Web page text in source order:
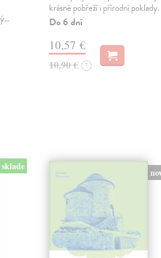
krásné pobřeží i přírodní poklady.
Do 6 dní
10,57 €
10,90 € ?